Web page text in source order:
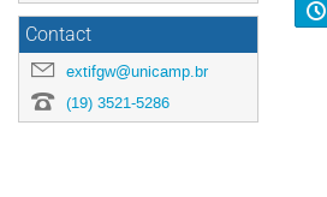
Contact
extifgw@unicamp.br
(19) 3521-5286